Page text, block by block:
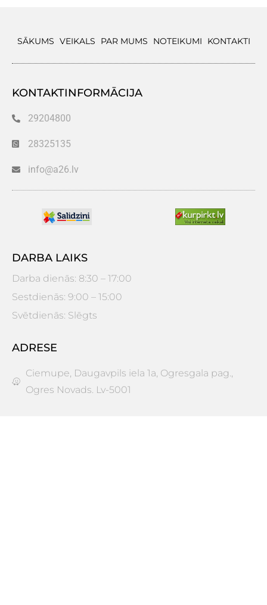
SĀKUMS VEIKALS PAR MUMS NOTEIKUMI KONTAKTI
KONTAKTINFORMĀCIJA
29204800
28325135
info@a26.lv
DARBA LAIKS
Darba dienās: 8:30 – 17:00
Sestdienās: 9:00 – 15:00
Svētdienās: Slēgts
ADRESE
Ciemupe, Daugavpils iela 1a, Ogresgala pag.,
Ogres Novads. Lv-5001